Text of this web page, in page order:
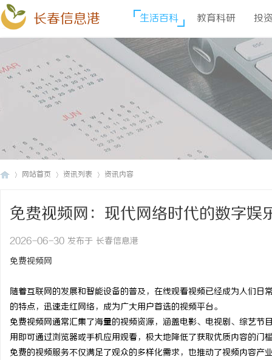
长春信息港 生活百科 教育科研 投
网站首页 资讯列表 资讯内容
免费视频网：现代网络时代的数字娱
2026-06-30 发布于 长春信息港
免费视频网
随着互联网的发展和智能设备的普及，在线观看视频已经成为人们
的特点，迅速走红网络，成为广大用户首选的视频平台。
免费视频网通常汇集了海量的视频资源，涵盖电影、电视剧、综艺
用即可通过浏览器或手机应用观看，极大地降低了获取优质内容的门
免费的视频服务不仅满足了观众的多样化需求，也推动了视频内容